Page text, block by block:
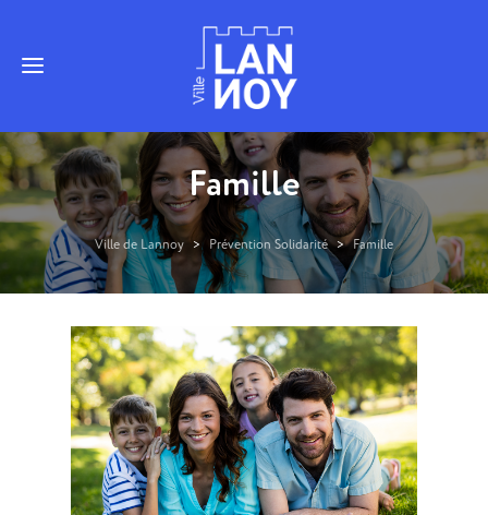
Famille
Ville de Lannoy > Prévention Solidarité > Famille